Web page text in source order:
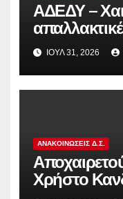
ΑΔΕΔΥ –
στην
ΙΟΎΛ 31, 2026
ΑΝΑΚΟΙΝΏΣΕΙΣ Δ.Σ.
Χρήστο